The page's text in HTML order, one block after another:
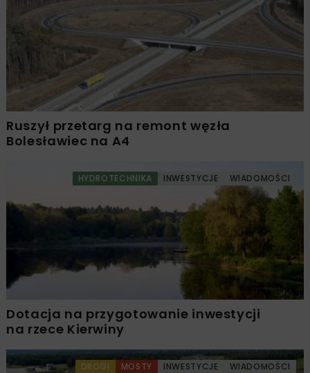
Ruszył przetarg na remont węzła
Bolesławiec na A4
HYDROTECHNIKA INWESTYCJE WIADOMOŚCI
Dotacja na przygotowanie inwestycji
na rzece Kierwiny
DROGI MOSTY INWESTYCJE WIADOMOŚCI